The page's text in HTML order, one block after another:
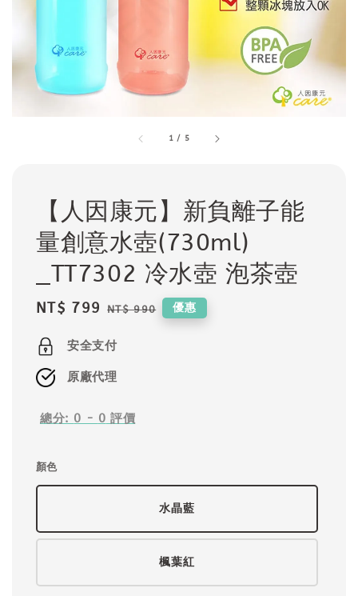
1 / 5
【人因康元】新負離子能
量創意水壺(730ml)
_TT7302 冷水壺 泡茶壺
Sale
NT$ 799 Regular
NT$ 990 優惠
安全支付
原廠代理
總分: 0 - 0 評價
顏色
水晶藍
楓葉紅